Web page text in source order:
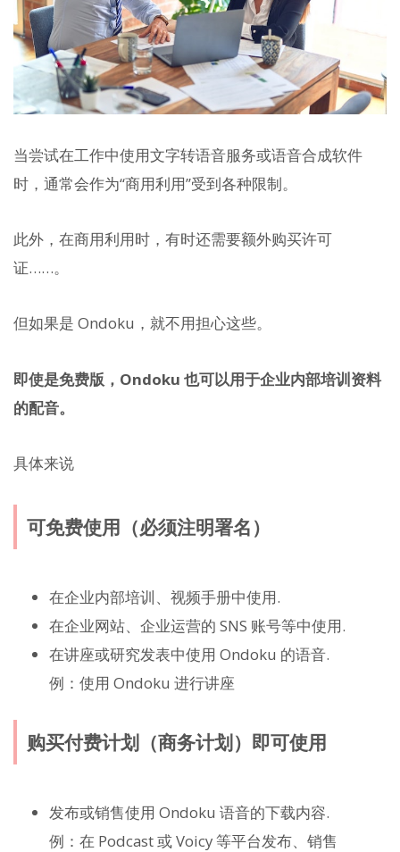
当尝试在工作中使用文字转语音服务或语音合成软件
时，通常会作为“商用利用”受到各种限制。
此外，在商用利用时，有时还需要额外购买许可
证……。
但如果是 Ondoku，就不用担心这些。
即使是免费版，Ondoku 也可以用于企业内部培训资料
的配音。
具体来说
可免费使用（必须注明署名）
在企业内部培训、视频手册中使用.
在企业网站、企业运营的 SNS 账号等中使用.
在讲座或研究发表中使用 Ondoku 的语音.
例：使用 Ondoku 进行讲座
购买付费计划（商务计划）即可使用
发布或销售使用 Ondoku 语音的下载内容.
例：在 Podcast 或 Voicy 等平台发布、销售